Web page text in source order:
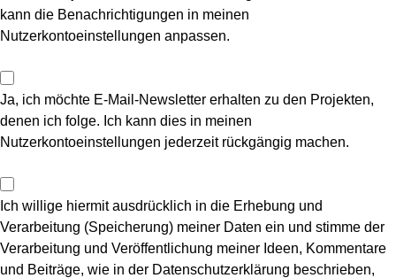
kann die Benachrichtigungen in meinen
Nutzerkontoeinstellungen anpassen.
Ja, ich möchte E-Mail-Newsletter erhalten zu den Projekten,
denen ich folge. Ich kann dies in meinen
Nutzerkontoeinstellungen jederzeit rückgängig machen.
Ich willige hiermit ausdrücklich in die Erhebung und
Verarbeitung (Speicherung) meiner Daten ein und stimme der
Verarbeitung und Veröffentlichung meiner Ideen, Kommentare
und Beiträge, wie in der Datenschutzerklärung beschrieben,